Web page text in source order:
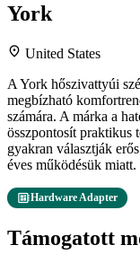
York
location_on United States
A York hőszivattyúi
megbízható
számára. A márka a
összpontosít praktikus
gyakran választják
éves működésük miatt.
developer_boardHardware Adapter
Támogatott